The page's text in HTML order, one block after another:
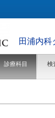
田浦内
診療科目 検